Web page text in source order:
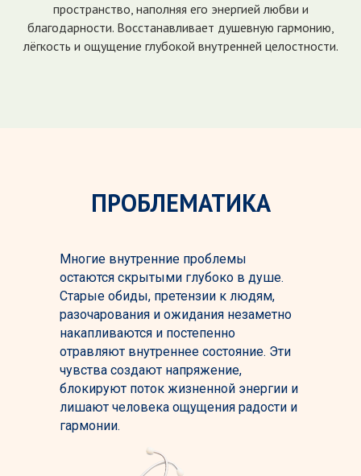
пространство, наполняя его энергией любви и
благодарности. Восстанавливает душевную гармонию,
лёгкость и ощущение глубокой внутренней целостности.
ПРОБЛЕМАТИКА
Многие внутренние проблемы
остаются скрытыми глубоко в душе.
Старые обиды, претензии к людям,
разочарования и ожидания незаметно
накапливаются и постепенно
отравляют внутреннее состояние. Эти
чувства создают напряжение,
блокируют поток жизненной энергии и
лишают человека ощущения радости и
гармонии.